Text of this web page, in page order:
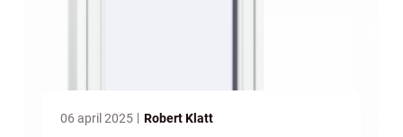
06 april 2025 Robert Klatt